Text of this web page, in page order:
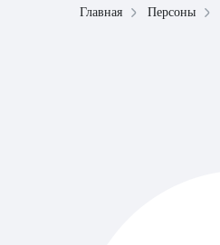
Главная Персоны